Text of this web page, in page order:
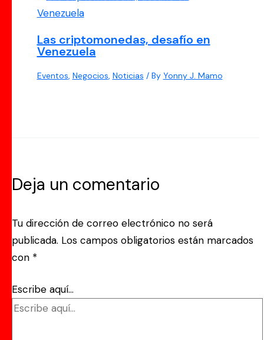
Las criptomonedas, desafío en
Venezuela
Eventos, Negocios, Noticias / By Yonny J. Mamo
Deja un comentario
Tu dirección de correo electrónico no será
publicada. Los campos obligatorios están marcados
con *
Escribe aquí...